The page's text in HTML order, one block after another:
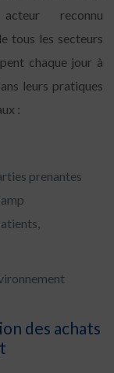
reconnu
tous les secteurs
chaque jour à
leurs pratiques
:
prenantes
des achats